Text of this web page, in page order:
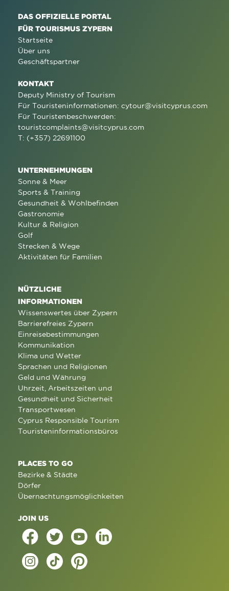
DAS OFFIZIELLE PORTAL
FÜR TOURISMUS ZYPERN
Startseite
Über uns
Geschäftspartner
KONTAKT
Deputy Ministry of Tourism
Für Touristeninformationen: cytour@visitcyprus.com
Für Touristenbeschwerden:
touristcomplaints@visitcyprus.com
T: (+357) 22691100
UNTERNEHMUNGEN
Sonne & Meer
Sports & Training
Gesundheit & Wohlbefinden
Gastronomie
Kultur & Religion
Golf
Strecken & Wege
Aktivitäten für Familien
NÜTZLICHE
INFORMATIONEN
Wissenswertes über Zypern
Barrierefreies Zypern
Einreisebestimmungen
Kommunikation
Klima und Wetter
Sprachen und Religionen
Geld und Währung
Uhrzeit, Arbeitszeiten und
Gesundheit und Sicherheit
Transportwesen
Cyprus Responsible Tourism
Touristeninformationsbüros
PLACES TO GO
Bezirke & Städte
Dörfer
Übernachtungsmöglichkeiten
JOIN US